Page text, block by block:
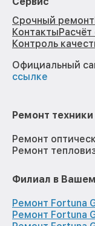
Срочный ремонт
Контакты
Контроль
Официальный
ссылке
Ремонт техники
Ремонт
Ремонт
Филиал в
Ремонт Fortuna
Ремонт Fortuna